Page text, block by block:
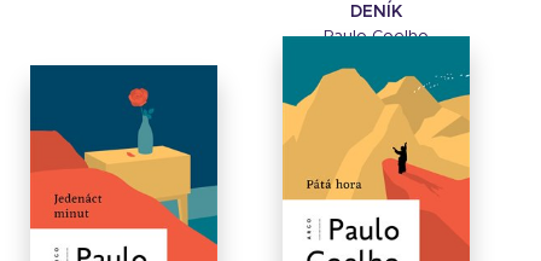
DENÍK
Paulo Coelho